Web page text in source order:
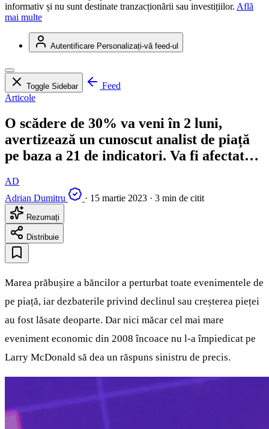
informativ și nu sunt destinate tranzacționării sau investițiilor. Află
mai multe
Autentificare Personalizați-vă feed-ul
Toggle Sidebar
Feed
Articole
O scădere de 30% va veni în 2 luni,
avertizează un cunoscut analist de piață
pe baza a 21 de indicatori. Va fi afectat…
AD
Adrian Dumitru
· 15 martie 2023 · 3 min de citit
Rezumați
Distribuie
Marea prăbușire a băncilor a perturbat toate evenimentele de
pe piață, iar dezbaterile privind declinul sau creșterea pieței
au fost lăsate deoparte. Dar nici măcar cel mai mare
eveniment economic din 2008 încoace nu l-a împiedicat pe
Larry McDonald să dea un răspuns sinistru de precis.